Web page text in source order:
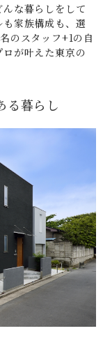
んな暮らしをして
家族構成も、選
のスタッフ+1の自
が叶えた東京の
る暮らし